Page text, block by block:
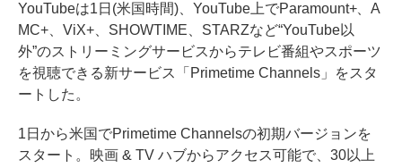
YouTubeは1日(米国時間)、YouTube上でParamount+、A
MC+、ViX+、SHOWTIME、STARZなど“YouTube以
外”のストリーミングサービスからテレビ番組やスポーツ
を視聴できる新サービス「Primetime Channels」をスタ
ートした。
1日から米国でPrimetime Channelsの初期バージョンを
スタート。映画 & TV ハブからアクセス可能で、30以上